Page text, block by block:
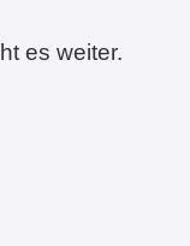
es weiter.